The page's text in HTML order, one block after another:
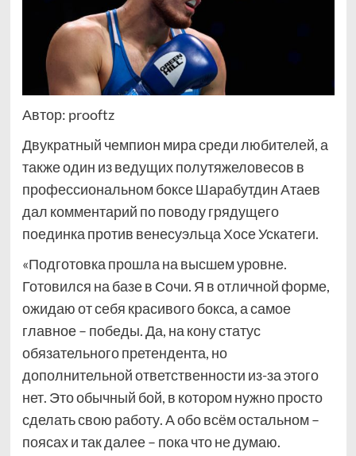
Автор: prooftz
Двукратный чемпион мира среди любителей, а
также один из ведущих полутяжеловесов в
профессиональном боксе Шарабутдин Атаев
дал комментарий по поводу грядущего
поединка против венесуэльца Хосе Ускатеги.
«Подготовка прошла на высшем уровне.
Готовился на базе в Сочи. Я в отличной форме,
ожидаю от себя красивого бокса, а самое
главное – победы. Да, на кону статус
обязательного претендента, но
дополнительной ответственности из-за этого
нет. Это обычный бой, в котором нужно просто
сделать свою работу. А обо всём остальном –
поясах и так далее – пока что не думаю.